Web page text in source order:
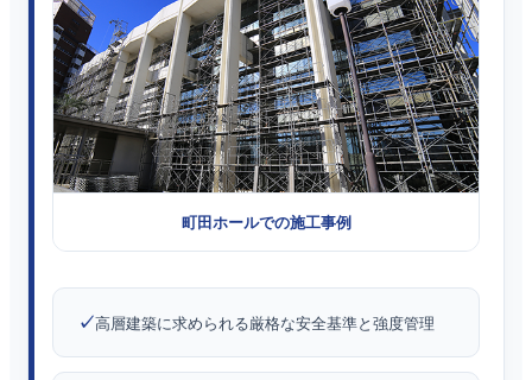
町田ホールでの施工事例
高層建築に求められる厳格な安全基準と強度管理